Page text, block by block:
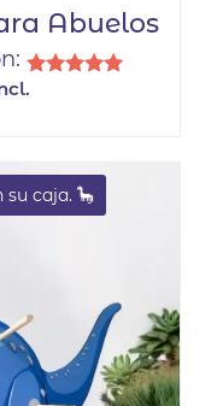
Abuelos
caja. 🦕